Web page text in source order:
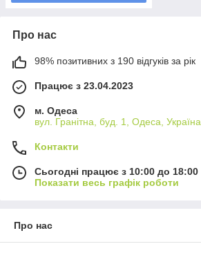
Про нас
98% позитивних з 190 відгуків за рік
Працює з 23.04.2023
м. Одеса
вул. Гранітна, буд. 1, Одеса, Україна
Контакти
Сьогодні працює з 10:00 до 18:00
Показати весь графік роботи
Про нас